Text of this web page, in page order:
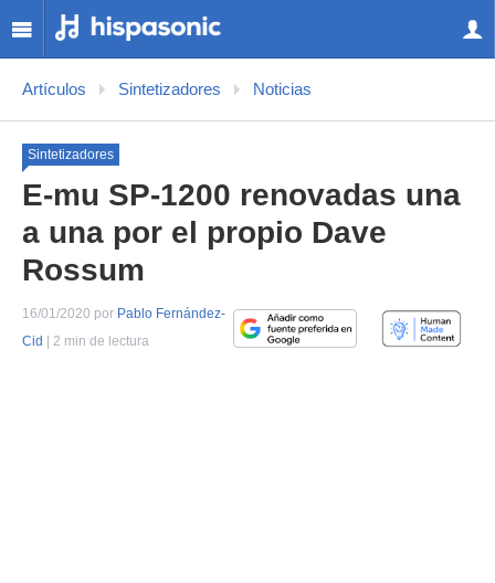
Artículos Sintetizadores Noticias
Sintetizadores
E-mu SP-1200 renovadas una
a una por el propio Dave
Rossum
16/01/2020 por Pablo Fernández-
Cid
| 2 min de lectura